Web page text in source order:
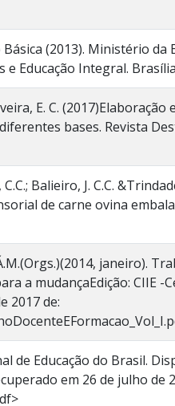
(2013). Ministério da
Educação Integral.
E. C. (2017)Elaboração
bases. Revista
Balieiro, J. C.C.
de carne ovina
janeiro).
a mudançaEdição: CIIE -
2017 de:
de Educação do Brasil.
em 26 de julho de